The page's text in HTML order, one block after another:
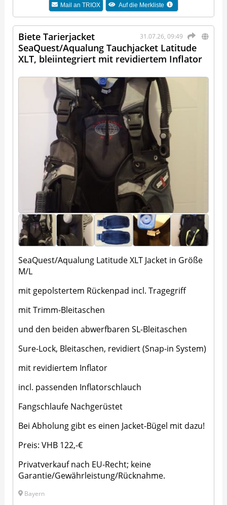
Mail anTRIOX Auf die Merkliste
31.07.26, 09:49
Biete Tarierjacket
SeaQuest/Aqualung Tauchjacket Latitude
XLT, bleiintegriert mit revidiertem Inflator
SeaQuest/Aqualung Latitude XLT Jacket in Größe
M/L
mit gepolstertem Rückenpad incl. Tragegriff
mit Trimm-Bleitaschen
und den beiden abwerfbaren SL-Bleitaschen
Sure-Lock, Bleitaschen, revidiert (Snap-in System)
mit revidiertem Inflator
incl. passenden Inflatorschlauch
Fangschlaufe Nachgerüstet
Bei Abholung gibt es einen Jacket-Bügel mit dazu!
Preis: VHB 122,-€
Privatverkauf nach EU-Recht; keine
Garantie/Gewährleistung/Rücknahme.
Bayern